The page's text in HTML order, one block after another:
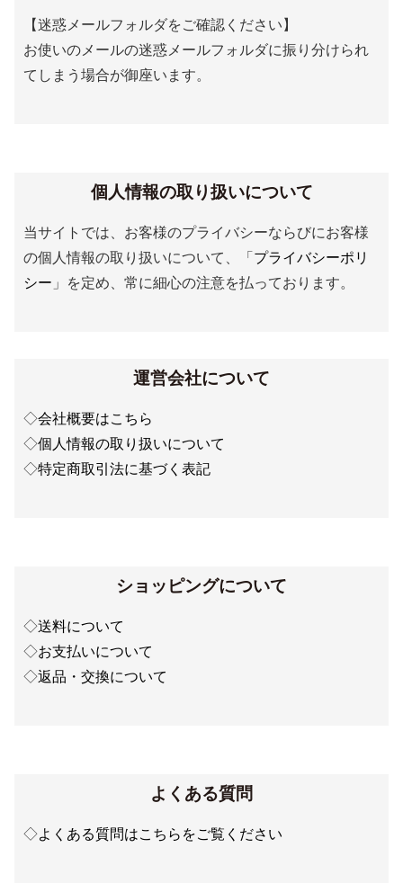
【迷惑メールフォルダをご確認ください】
お使いのメールの迷惑メールフォルダに振り分けられ
てしまう場合が御座います。
個人情報の取り扱いについて
当サイトでは、お客様のプライバシーならびにお客様
の個人情報の取り扱いについて、「 プライバシーポリ
シー 」を定め、常に細心の注意を払っております。
運営会社について
◇会社概要はこちら
◇個人情報の取り扱いについて
◇特定商取引法に基づく表記
ショッピングについて
◇送料について
◇お支払いについて
◇返品・交換について
よくある質問
◇よくある質問はこちらをご覧ください